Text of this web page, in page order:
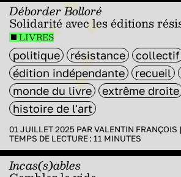
Déborder Bolloré
Solidarité avec les éditions
LIVRES
politique résistance
collectif
édition indépendante
recueil
monde du livre
extrême droite
histoire de l'art
01 JUILLET 2025 PARVALENTIN FRANÇOIS |
TEMPS DE LECTURE : 11 MINUTES
Incas(s)ables